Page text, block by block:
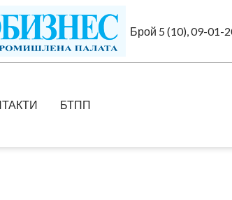
Брой 5 (10), 09-01-
БТПП